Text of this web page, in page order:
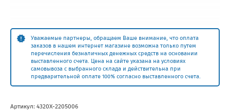
Уважаемые партнеры, обращаем Ваше внимание, что оплата
заказов в нашем интернет магазине возможна только путем
перечисления безналичных денежных средств на основании
выставленного счета. Цена на сайте указана на условиях
самовывоза с выбранного склада и действительна при
предварительной оплате 100% согласно выставленного счета.
Артикул: 4320Х-2205006